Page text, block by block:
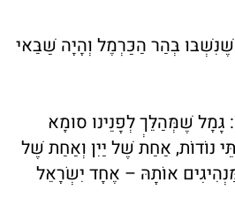
בְּהַר הַכַּרְמֶל וְהָיָה שַׁבַּאי
שֶׁמְּהַלֵּךְ לְפָנֵינוּ סוּמָא
נוֹדוֹת, אַחַת שֶׁל יַיִן וְאַחַת שֶׁל
אוֹתָהּ – אֶחָד יִשְׂרָאֵל